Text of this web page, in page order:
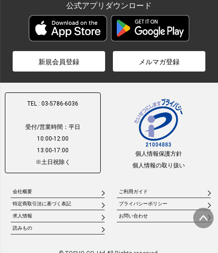
公式アプリダウンロード
新規会員登録 メルマガ登録
TEL : 03-5786-6036
受付/営業時間：平日
10:00-12:00
13:00-17:00
※土日祝除く
個人情報保護方針
個人情報の取り扱い
会社概要 ご利用ガイド
特定商取引法に基づく表記 プライバシーポリシー
求人情報 お問い合わせ
読みもの